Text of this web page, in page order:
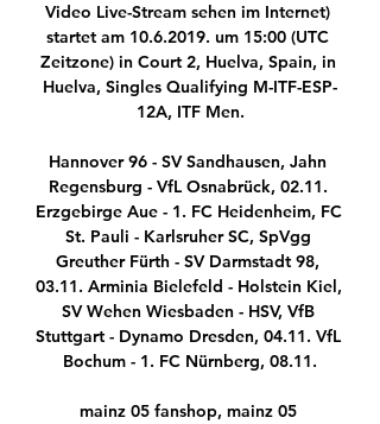
Video Live-Stream sehen im Internet)
startet am 10.6.2019. um 15:00 (UTC
Zeitzone) in Court 2, Huelva, Spain, in
Huelva, Singles Qualifying M-ITF-ESP-
12A, ITF Men.
Hannover 96 - SV Sandhausen, Jahn
Regensburg - VfL Osnabrück, 02.11.
Erzgebirge Aue - 1. FC Heidenheim, FC
St. Pauli - Karlsruher SC, SpVgg
Greuther Fürth - SV Darmstadt 98,
03.11. Arminia Bielefeld - Holstein Kiel,
SV Wehen Wiesbaden - HSV, VfB
Stuttgart - Dynamo Dresden, 04.11. VfL
Bochum - 1. FC Nürnberg, 08.11.
mainz 05 fanshop, mainz 05